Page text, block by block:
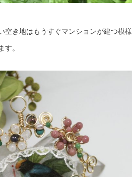
き地はもうすぐマンションが建つ模様
す。